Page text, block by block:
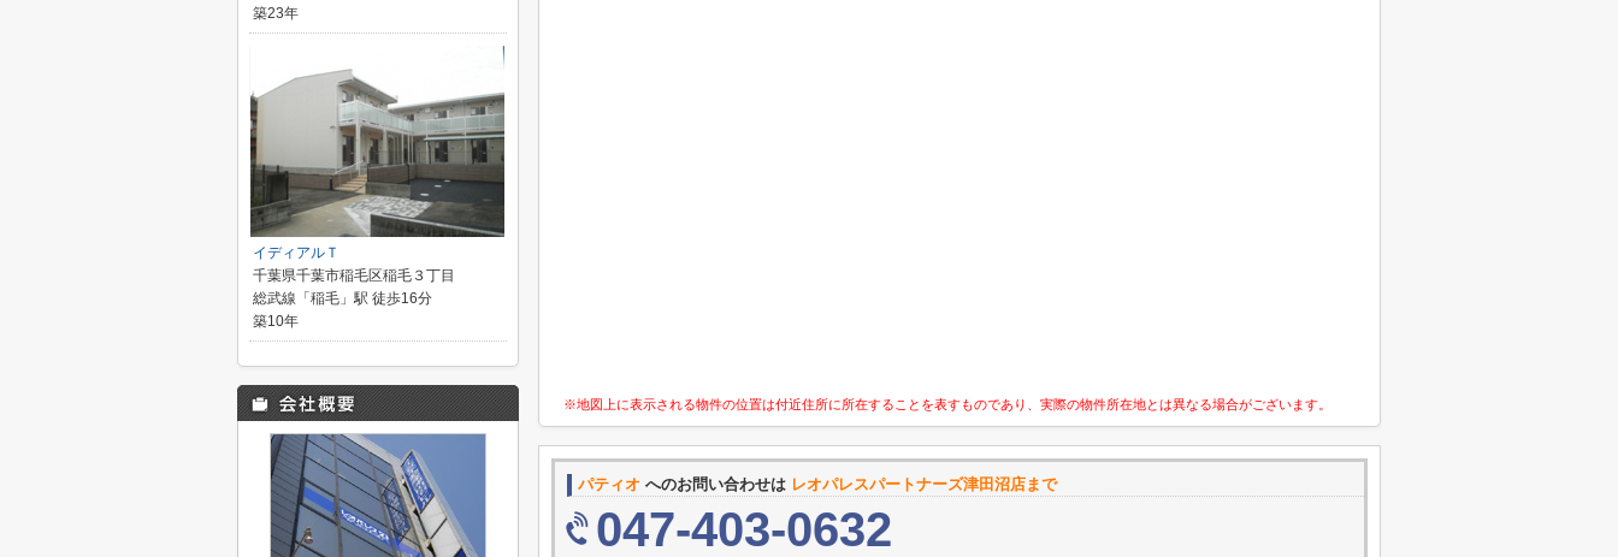
※地図上に表示される物件の位置は付近住所に所在することを表すものであり、実際の物件所在地とは異なる場合がございます。
パティオ へのお問い合わせは レオパレスパートナーズ津田沼店まで
047-403-0632
築23年
イディアルＴ
千葉県千葉市稲毛区稲毛３丁目
総武線「稲毛」駅 徒歩16分
築10年